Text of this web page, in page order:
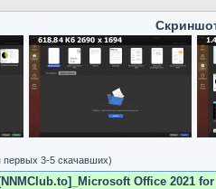
первых 3-5 скачавших)
[NNMClub.to]_Microsoft Office 2021